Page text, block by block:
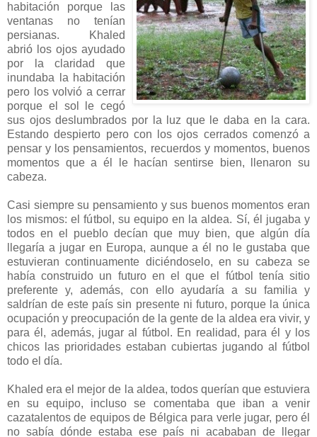
habitación porque las
ventanas no tenían
persianas. Khaled
abrió los ojos ayudado
por la claridad que
inundaba la habitación
pero los volvió a cerrar
porque el sol le cegó
sus ojos deslumbrados por la luz que le daba en la cara.
Estando despierto pero con los ojos cerrados comenzó a
pensar y los pensamientos, recuerdos y momentos, buenos
momentos que a él le hacían sentirse bien, llenaron su
cabeza.
Casi siempre su pensamiento y sus buenos momentos eran
los mismos: el fútbol, su equipo en la aldea. Sí, él jugaba y
todos en el pueblo decían que muy bien, que algún día
llegaría a jugar en Europa, aunque a él no le gustaba que
estuvieran continuamente diciéndoselo, en su cabeza se
había construido un futuro en el que el fútbol tenía sitio
preferente y, además, con ello ayudaría a su familia y
saldrían de este país sin presente ni futuro, porque la única
ocupación y preocupación de la gente de la aldea era vivir, y
para él, además, jugar al fútbol. En realidad, para él y los
chicos las prioridades estaban cubiertas jugando al fútbol
todo el día.
Khaled era el mejor de la aldea, todos querían que estuviera
en su equipo, incluso se comentaba que iban a venir
cazatalentos de equipos de Bélgica para verle jugar, pero él
no sabía dónde estaba ese país ni acababan de llegar